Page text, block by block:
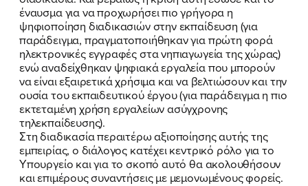
FB IN TW YT LN VB TIKTOK
έναυσμα για να προχωρήσει πιο γρήγορα η
ψηφιοποίηση διαδικασιών στην εκπαίδευση (για
παράδειγμα, πραγματοποιήθηκαν για πρώτη φορά
ηλεκτρονικές εγγραφές στα νηπιαγωγεία της χώρας)
ενώ αναδείχθηκαν ψηφιακά εργαλεία που μπορούν
να είναι εξαιρετικά χρήσιμα και να βελτιώσουν και την
ουσία του εκπαιδευτικού έργου (για παράδειγμα η πιο
εκτεταμένη χρήση εργαλείων ασύγχρονης
τηλεκπαίδευσης).
Στη διαδικασία περαιτέρω αξιοποίησης αυτής της
εμπειρίας, ο διάλογος κατέχει κεντρικό ρόλο για το
Υπουργείο και για το σκοπό αυτό θα ακολουθήσουν
και επιμέρους συναντήσεις με μεμονωμένους φορείς.